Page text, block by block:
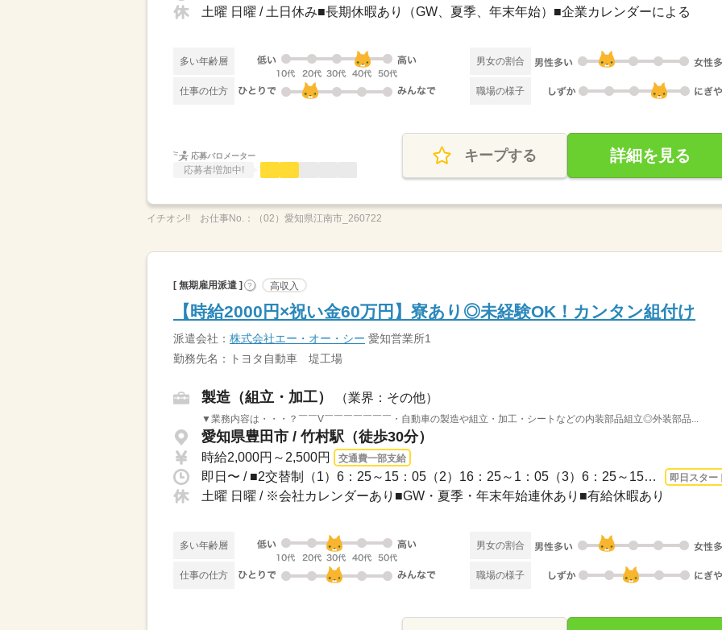
土曜 日曜 / 土日休み■長期休暇あり（GW、夏季、年末年始）■企業カレンダーによる
多い年齢層 男女の割合
仕事の仕方 職場の様子
応募バロメーター
応募者増加中!
キープする 詳細を見る
イチオシ!! お仕事No.： （02）愛知県江南市_260722
[ 無期雇用派遣 ] ? 高収入
【時給2000円×祝い金60万円】寮あり◎未経験OK！カンタン組付け
派遣会社： 株式会社エー・オー・シー 愛知営業所1
勤務先名：トヨタ自動車 堤工場
製造（組立・加工） （業界：その他）
▼業務内容は・・・？￣￣V￣￣￣￣￣￣￣・自動車の製造や組立・加工・シートなどの内装部品組立◎外装部品...
愛知県豊田市 / 竹村駅（徒歩30分）
時給2,000円～2,500円 交通費一部支給
即日〜 / ■2交替制（1）6：25～15：05（2）16：25～1：05（3）6：25～15：15（4）16：... 即日スター
土曜 日曜 / ※会社カレンダーあり■GW・夏季・年末年始連休あり■有給休暇あり
多い年齢層 男女の割合
仕事の仕方 職場の様子